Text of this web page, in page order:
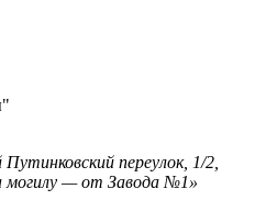
переулок, 1/2,
могилу — от Завода №1»